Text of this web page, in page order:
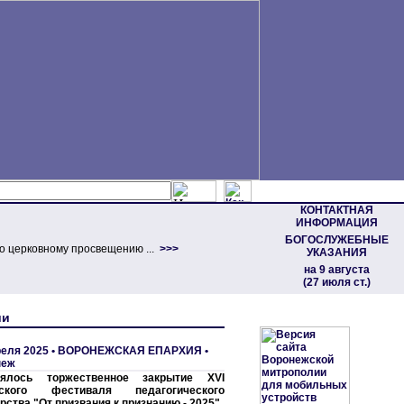
КОНТАКТНАЯ
ИНФОРМАЦИЯ
БОГОСЛУЖЕБНЫЕ
УКАЗАНИЯ
на 9 августа
(27 июля ст.)
церковному просвещению ... >>>
2025 • ВОРОНЕЖСКАЯ ЕПАРХИЯ •
торжественное закрытие XVI
фестиваля педагогического